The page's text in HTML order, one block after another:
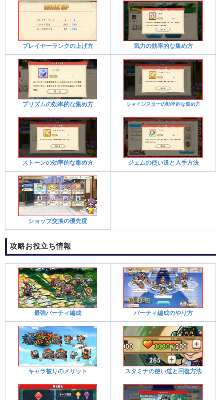
プレイヤーランクの上げ方 気力の効率的な集め方
プリズムの効率的な集め方 シャインスターの効率的な集め方
ストーンの効率的な集め方 ジェムの使い道と入手方法
ショップ交換の優先度
攻略お役立ち情報
最強パーティ編成 パーティ編成のやり方
キャラ被りのメリット スタミナの使い道と回復方法